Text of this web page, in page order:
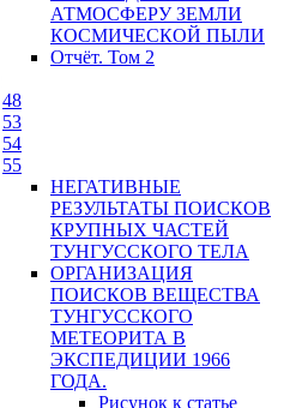
АТМОСФЕРУ ЗЕМЛИ
КОСМИЧЕСКОЙ ПЫЛИ
Отчёт. Том 2
48
53
54
55
НЕГАТИВНЫЕ
РЕЗУЛЬТАТЫ ПОИСКОВ
КРУПНЫХ ЧАСТЕЙ
ТУНГУССКОГО ТЕЛА
ОРГАНИЗАЦИЯ
ПОИСКОВ ВЕЩЕСТВА
ТУНГУССКОГО
МЕТЕОРИТА В
ЭКСПЕДИЦИИ 1966
ГОДА.
Рисунок к статье